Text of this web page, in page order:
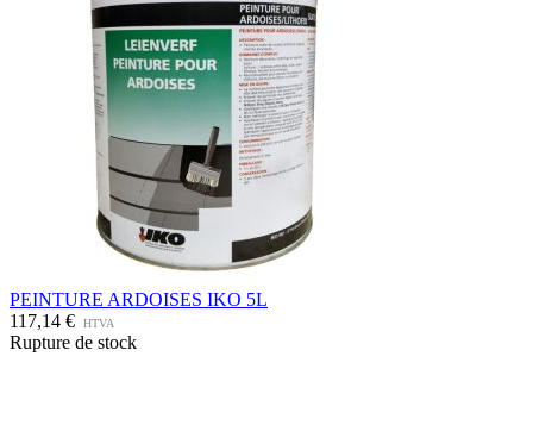
PEINTURE ARDOISES IKO 5L
117,14 €
HTVA
Rupture de stock